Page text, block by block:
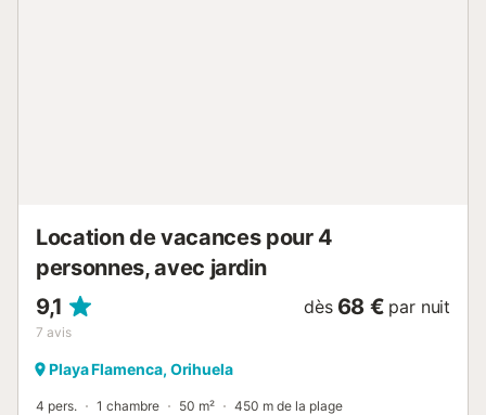
Location de vacances pour 4
personnes, avec jardin
9,1
7 avis
dès 68 € par nuit
Playa Flamenca, Orihuela
4 pers. 1 chambre 50 m² 450 m de la plage